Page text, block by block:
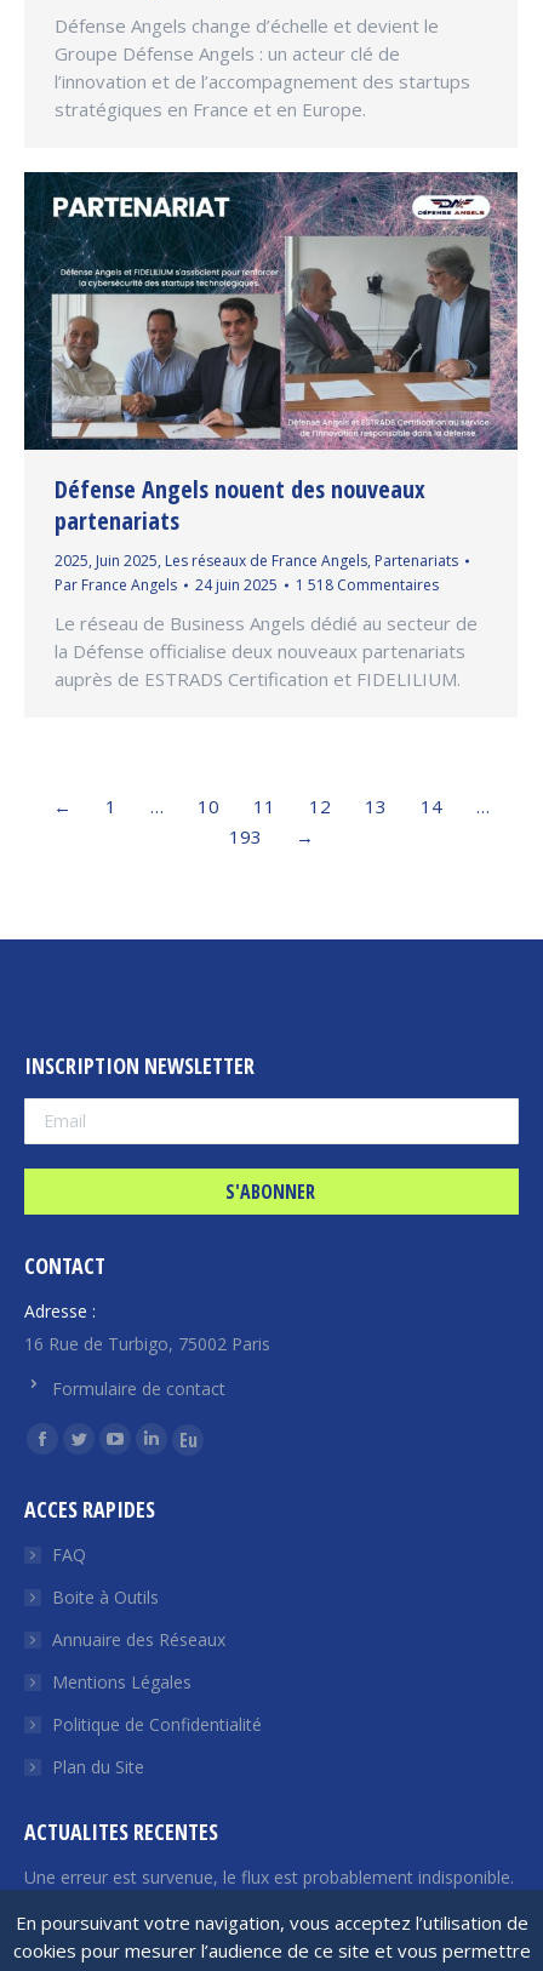
En poursuivant votre navigation, vous acceptez l’utilisation de
cookies pour mesurer l’audience de ce site et vous permettre
Défense Angels change d’échelle et devient le
Groupe Défense Angels : un acteur clé de
l’innovation et de l’accompagnement des startups
stratégiques en France et en Europe.
Défense Angels nouent des nouveaux
partenariats
2025, Juin 2025, Les réseaux de France Angels, Partenariats
Par France Angels 24 juin 2025 1 518 Commentaires
Le réseau de Business Angels dédié au secteur de
la Défense officialise deux nouveaux partenariats
auprès de ESTRADS Certification et FIDELILIUM.
← 1 … 10 11 12 13 14
…
193
→
INSCRIPTION NEWSLETTER
CONTACT
Adresse :
16 Rue de Turbigo, 75002 Paris
Formulaire de contact
Trouvez nous sur :
La
Facebook
s'ouvre
une
nouvelle
fenêtre
La
Twitter
s'ouvre
une
nouvelle
fenêtre
La
YouTube
une
nouvelle
fenêtre
La
LinkedIn
une
nouvelle
fenêtre
La
nouvelle
fenêtre
ACCES RAPIDES
FAQ
Boite à Outils
Annuaire des Réseaux
Mentions Légales
Politique de Confidentialité
Plan du Site
ACTUALITES RECENTES
Une erreur est survenue, le flux est probablement indisponible.